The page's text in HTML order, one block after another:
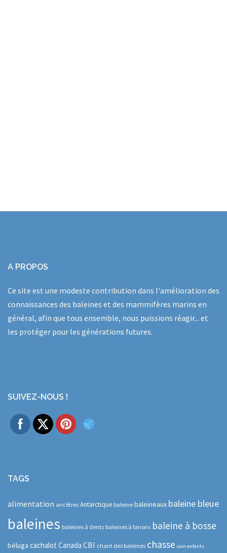
A PROPOS
Ce site est une modeste contribution dans l'amélioration des
connaissances des baleines et des mammifères marins en
général, afin que tous ensemble, nous puissions réagir... et
les protéger pour les générations futures.
SUIVEZ-NOUS !
TAGS
alimentation ancêtres Antarctique baleine baleineaux baleine bleue
baleines baleines à dents baleines à fanons baleine à bosse
béluga cachalot Canada CBI chant des baleines chasse coin enfants